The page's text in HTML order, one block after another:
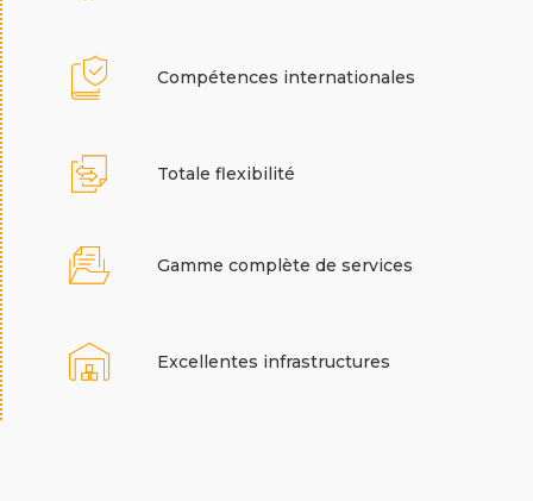
Compétences internationales
Totale flexibilité
Gamme complète de services
Excellentes infrastructures